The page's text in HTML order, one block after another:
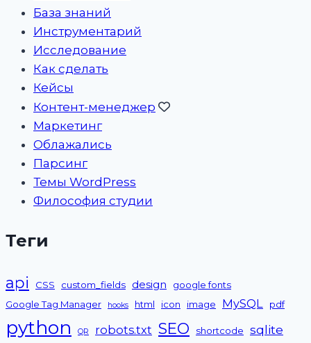
База знаний
Инструментарий
Исследование
Как сделать
Кейсы
Контент-менеджер
Маркетинг
Облажались
Парсинг
Темы WordPress
Философия студии
Теги
api CSS custom_fields design
google fonts
Google Tag Manager
hooks html icon image MySQL pdf
python QR robots.txt SEO shortcode sqlite